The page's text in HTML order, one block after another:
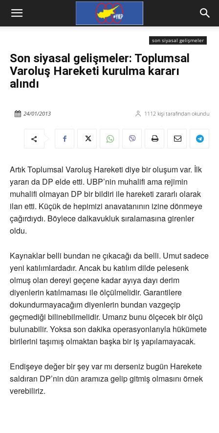
son siyasal gelişmeler
Son siyasal gelişmeler: Toplumsal
Varoluş Hareketi kurulma kararı
alındı
1112 kişi tarafından okundu
24/01/2013
Artık Toplumsal Varoluş Hareketi diye bir oluşum var. İlk
yararı da DP elde etti. UBP’nin muhalifi ama rejimin
muhalifi olmayan DP bir bildiri ile hareketi zararlı olarak
ilan etti. Küçük de hepimizi anavatanının izine dönmeye
çağırdıydı. Böylece dalkavukluk sıralamasına girenler
oldu.
Kaynaklar belli bundan ne çıkacağı da belli. Umut sadece
yeni katılımlardadır. Ancak bu katılım dilde pelesenk
olmuş olan dereyi geçene kadar ayıya dayı derim
diyenlerin katılmaması ile ölçülmelidir. Garantilere
dokundurmayacağım diyenlerin bundan vazgeçip
geçmediği bilinebilmelidir. Umarız bunu ölçecek bir ölçü
bulunabilir. Yoksa son dakika operasyonlarıyla hükümete
birilerini taşımış olmaktan başka bir iş yapılamayacak.
Endişeye değer bir şey var mı derseniz bugün Harekete
saldıran DP’nin dün aramıza gelip gitmiş olmasını örnek
verebiliriz.